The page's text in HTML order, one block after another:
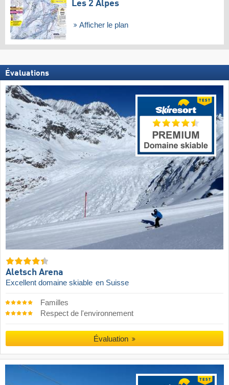
Les 2 Alpes
Afficher le plan
Évaluations
Aletsch Arena
Excellent domaine skiable en Suisse
Familles
Respect de l'environnement
Évaluation